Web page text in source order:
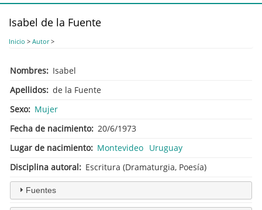
Isabel de la Fuente
Inicio > Autor>
Nombres
Isabel
Apellidos de la Fuente
Sexo
Mujer
Fecha de nacimiento
20/6/1973
Lugar de nacimiento
Montevideo Uruguay
Disciplina autoral
Escritura (Dramaturgia, Poesía)
Fuentes